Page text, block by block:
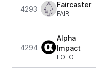
4293
Faircaster
FAIR
4294
Alpha
Impact
FOLO